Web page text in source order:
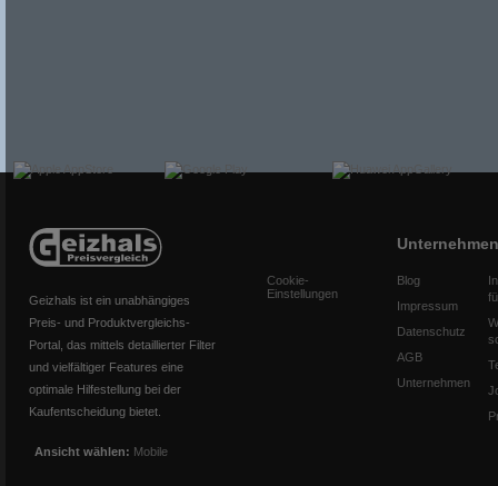
Geizhals ist ein unabhängiges
Preis- und Produktvergleichs-
Portal, das mittels detaillierter Filter
und vielfältiger Features eine
optimale Hilfestellung bei der
Kaufentscheidung bietet.
Ansicht wählen: Mobile
Cookie-
Einstellungen
Unternehmen
Blog
Impressum
Datenschutz
AGB
Unternehmen